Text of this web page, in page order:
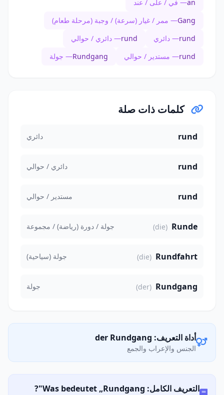
an— في / على / عند
Gang— ممر / غيار (سرعة) / وجبة (مرحلة طعام)
rund— دائري rund— دائري / حوالي
rund— مستدير / حوالي Rundgang— جولة
كلمات ذات صلة
rund دائري
rund دائري / حوالي
rund مستدير / حوالي
Runde
(die) جولة / دورة (رياضة) / مجموعة
Rundfahrt
(die) جولة (سياحية)
Rundgang
(der) جولة
أداة التعريف: der Rundgang
الجنس والإعراب والجمع
التعريف الكامل: Was bedeutet „Rundgang"?